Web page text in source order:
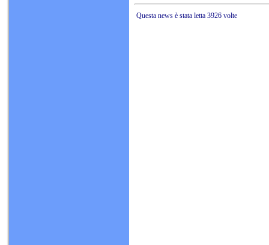
Questa news è stata letta 3926 volte